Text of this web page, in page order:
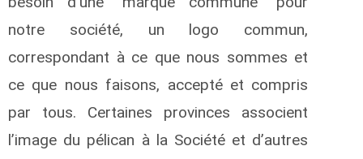
notre société, un logo commun,
correspondant à ce que nous sommes et
ce que nous faisons, accepté et compris
par tous. Certaines provinces associent
l’image du pélican à la Société et d’autres